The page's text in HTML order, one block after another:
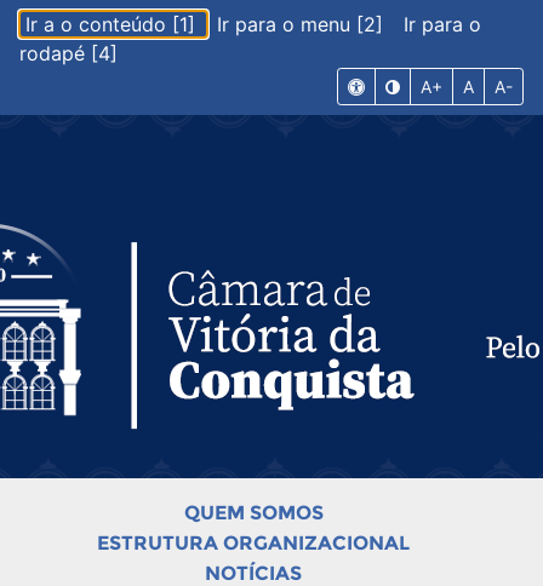
Ir a o conteúdo [1] Ir para o menu [2]
Ir para o
rodapé [4]
A+ A A-
QUEM SOMOS
ESTRUTURA ORGANIZACIONAL
NOTÍCIAS